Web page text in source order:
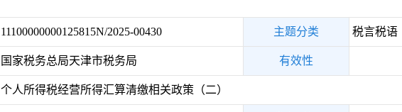
11100000000125815N/2025-00430 主题分类 税言税语
国家税务总局天津市税务局 有效性
个人所得税经营所得汇算清缴相关政策（二）